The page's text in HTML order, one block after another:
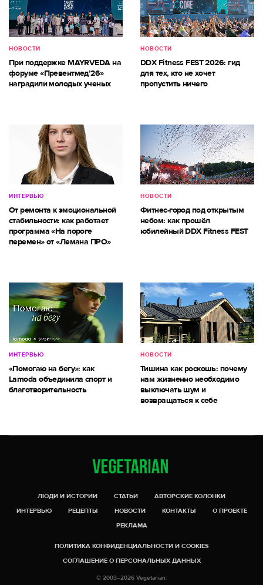
НОВОСТИ
При поддержке MAYRVEDA на
форуме «Превентмед’26»
наградили молодых ученых
НОВОСТИ
DDX Fitness FEST 2026: гид
для тех, кто не хочет
пропустить ничего
ИНТЕРВЬЮ
От ремонта к эмоциональной
стабильности: как работает
программа «На пороге
перемен» от «Лемана ПРО»
НОВОСТИ
Фитнес-город под открытым
небом: как прошёл
юбилейный DDX Fitness FEST
ИНТЕРВЬЮ
«Помогаю на бегу»: как
Lamoda объединила спорт и
благотворительность
НОВОСТИ
Тишина как роскошь: почему
нам жизненно необходимо
выключать шум и
возвращаться к себе
ЛЮДИ И ИСТОРИИ СТАТЬИ
АВТОРСКИЕ КОЛОНКИ
ИНТЕРВЬЮ
РЕЦЕПТЫ НОВОСТИ КОНТАКТЫ
О ПРОЕКТЕ
РЕКЛАМА
ПОЛИТИКА КОНФИДЕНЦИАЛЬНОСТИ И COOKIES
СОГЛАШЕНИЕ О ПЕРСОНАЛЬНЫХ ДАННЫХ
© 2003–2026 Vegetarian.